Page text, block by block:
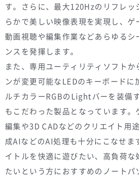
す。さらに、最大120Hzのリフレッ
らかで美しい映像表現を実現し、ゲ
動画視聴や編集作業などあらゆるシ
ンスを発揮します。
また、専用ユーティリティソフト
ンが変更可能なLEDのキーボードに
ルチカラーRGBのLightバーを装備
もこだわった製品となっています。
編集や3D CADなどのクリエイト用
成AIなどのAI処理も十分にこなせま
イトルを快適に遊びたい、高負荷な
たいという方におすすめのノートパ